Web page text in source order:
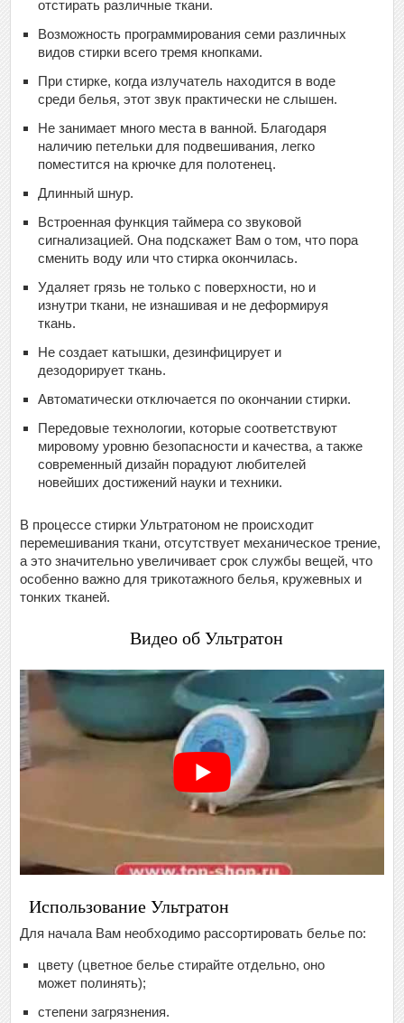
отстирать различные ткани.
Возможность программирования семи различных
видов стирки всего тремя кнопками.
При стирке, когда излучатель находится в воде
среди белья, этот звук практически не слышен.
Не занимает много места в ванной. Благодаря
наличию петельки для подвешивания, легко
поместится на крючке для полотенец.
Длинный шнур.
Встроенная функция таймера со звуковой
сигнализацией. Она подскажет Вам о том, что пора
сменить воду или что стирка окончилась.
Удаляет грязь не только с поверхности, но и
изнутри ткани, не изнашивая и не деформируя
ткань.
Не создает катышки, дезинфицирует и
дезодорирует ткань.
Автоматически отключается по окончании стирки.
Передовые технологии, которые соответствуют
мировому уровню безопасности и качества, а также
современный дизайн порадуют любителей
новейших достижений науки и техники.
В процессе стирки Ультратоном не происходит
перемешивания ткани, отсутствует механическое трение,
а это значительно увеличивает срок службы вещей, что
особенно важно для трикотажного белья, кружевных и
тонких тканей.
Видео об Ультратон
Использование Ультратон
Для начала Вам необходимо рассортировать белье по:
цвету (цветное белье стирайте отдельно, оно
может полинять);
степени загрязнения.